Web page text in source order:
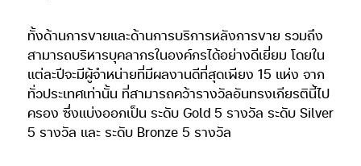
ทั้งด้านการขายและด้านการบริการหลังการขาย รวมถึง
สามารถบริหารบุคลากรในองค์กรได้อย่างดีเยี่ยม โดยใน
แต่ละปีจะมีผู้จำหน่ายที่มีผลงานดีที่สุดเพียง 15 แห่ง จาก
ทั่วประเทศเท่านั้น ที่สามารถคว้ารางวัลอันทรงเกียรตินี้ไป
ครอง ซึ่งแบ่งออกเป็น ระดับ Gold 5 รางวัล ระดับ Silver
5 รางวัล และ ระดับ Bronze 5 รางวัล